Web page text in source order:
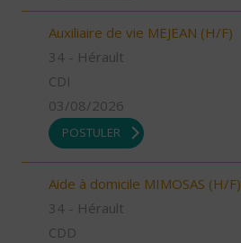
Auxiliaire de vie MEJEAN (H/F)
34 - Hérault
CDI
03/08/2026
POSTULER
Aide à domicile MIMOSAS (H/F)
34 - Hérault
CDD